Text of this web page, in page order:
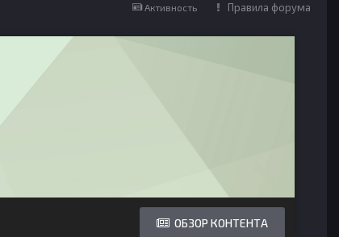
Активность Правила форума
ОБЗОР КОНТЕНТА